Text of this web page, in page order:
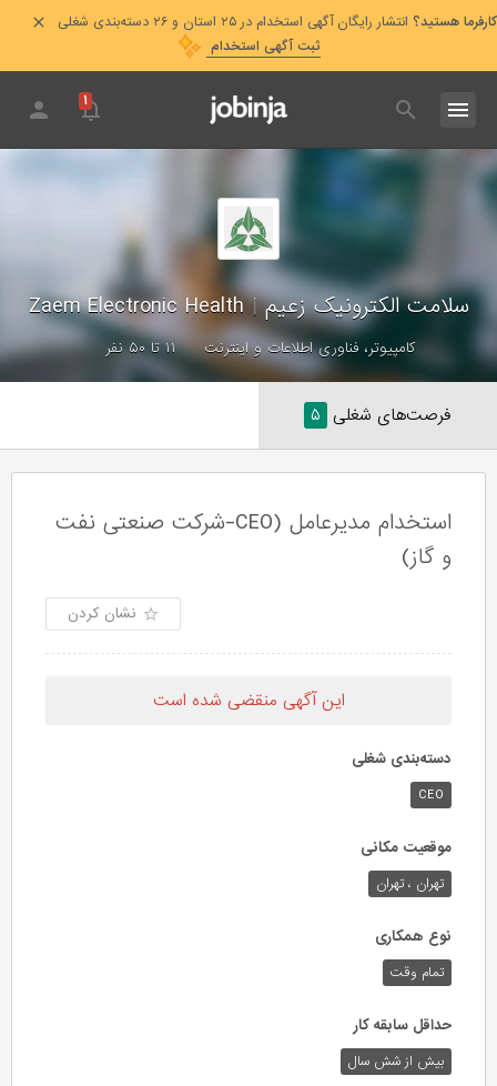
کارفرما هستید؟ انتشار رایگان آگهی استخدام در ۲۵ استان و ۲۶ دسته‌بندی شغلی
ثبت آگهی استخدام
۱
سلامت الکترونیک زعیم|
Zaem Electronic Health
کامپیوتر، فناوری اطلاعات و اینترنت ۱۱ تا ۵۰ نفر
فرصت‌های شغلی ۵
استخدام مدیرعامل (CEO-شرکت صنعتی نفت
و گاز)
نشان کردن
این آگهی منقضی شده است
دسته‌بندی شغلی
CEO
موقعیت مکانی
تهران ، تهران
نوع همکاری
تمام وقت
حداقل سابقه کار
بیش از شش سال